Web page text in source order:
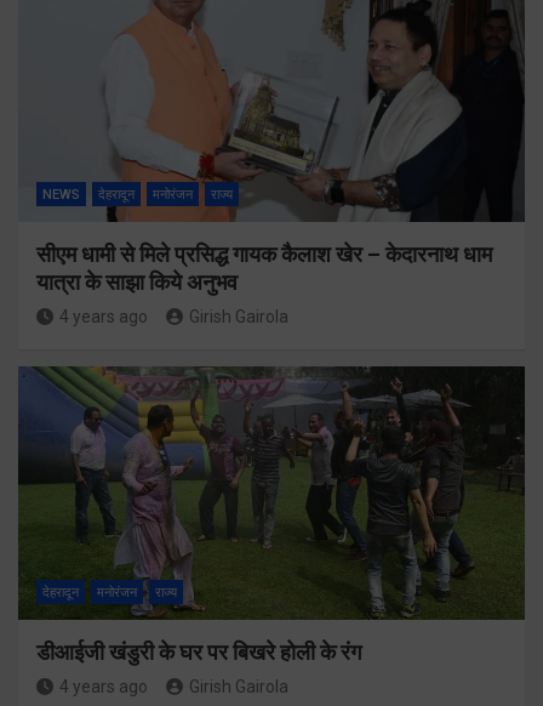
NEWS देहरादून मनोरंजन राज्य
सीएम धामी से मिले प्रसिद्ध गायक कैलाश खेर – केदारनाथ धाम
यात्रा के साझा किये अनुभव
4 years ago Girish Gairola
देहरादून मनोरंजन राज्य
डीआईजी खंडुरी के घर पर बिखरे होली के रंग
4 years ago Girish Gairola